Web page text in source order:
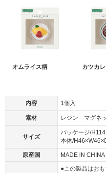
オムライス柄 カツカ
内容 1個入
素材 レジン マグネ
サイズ
パッケージ/
本体/
原産国 MADE IN CHINA
●この製品はおも